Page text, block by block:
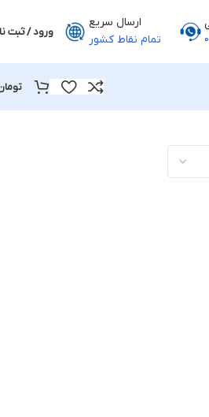
ارسال سریع
تمام نقاط کشور
ورود / ثبت